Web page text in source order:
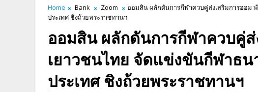
Home Bank Zoom
ออมสิน ผลักดันการกีฬาควบคู่ส่งเสริมการออม
ประเทศ ชิงถ้วยพระราชทานฯ
ออมสิน ผลักดันการกีฬาควบคู่
เยาวชนไทย จัดแข่งขันกีฬาธน
ประเทศ ชิงถ้วยพระราชทานฯ